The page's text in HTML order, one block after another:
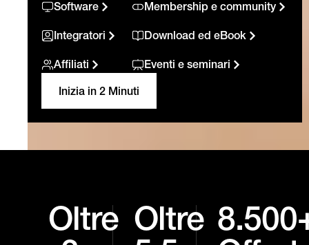
Software
Integratori
Affiliati
Membership e community
Download ed eBook
Eventi e seminari
Inizia in 2 Minuti
Oltre Oltre